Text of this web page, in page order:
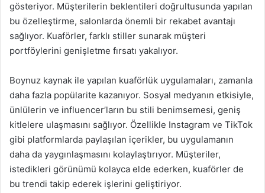
gösteriyor. Müşterilerin beklentileri doğrultusunda yapılan
bu özelleştirme, salonlarda önemli bir rekabet avantajı
sağlıyor. Kuaförler, farklı stiller sunarak müşteri
portföylerini genişletme fırsatı yakalıyor.
Boynuz kaynak ile yapılan kuaförlük uygulamaları, zamanla
daha fazla popülarite kazanıyor. Sosyal medyanın etkisiyle,
ünlülerin ve influencer’ların bu stili benimsemesi, geniş
kitlelere ulaşmasını sağlıyor. Özellikle Instagram ve TikTok
gibi platformlarda paylaşılan içerikler, bu uygulamanın
daha da yaygınlaşmasını kolaylaştırıyor. Müşteriler,
istedikleri görünümü kolayca elde ederken, kuaförler de
bu trendi takip ederek işlerini geliştiriyor.